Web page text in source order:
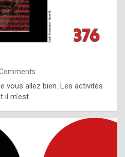
o
r
p
e
c
i
l
vous allez bien. Les activités
il m’est…